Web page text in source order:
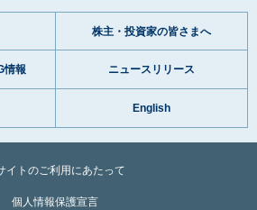
株主・投資家の皆さまへ
情報 ニュースリリース
English
イトのご利用にあたって
個人情報保護宣言